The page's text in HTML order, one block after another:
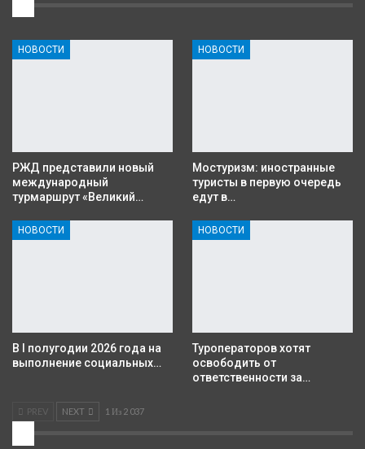
НОВОСТИ
РЖД представили новый
международный
турмаршрут «Великий…
НОВОСТИ
Мостуризм: иностранные
туристы в первую очередь
едут в…
НОВОСТИ
В I полугодии 2026 года на
выполнение социальных…
НОВОСТИ
Туроператоров хотят
освободить от
ответственности за…
PREV NEXT 1 Из 2 037